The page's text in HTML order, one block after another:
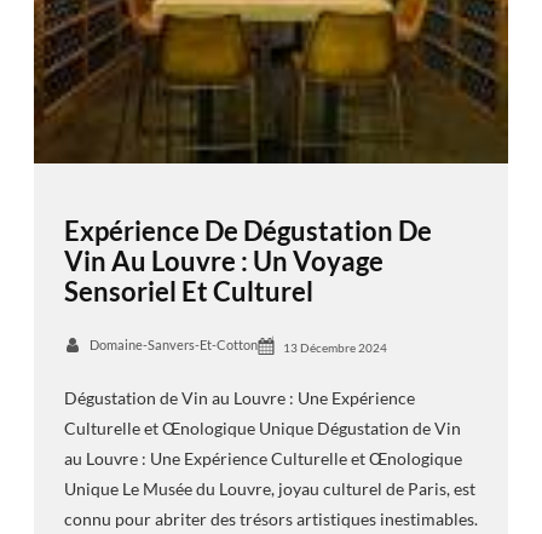
Expérience De Dégustation De
Vin Au Louvre : Un Voyage
Sensoriel Et Culturel
Domaine-Sanvers-Et-Cotton 13 Décembre 2024
Dégustation de Vin au Louvre : Une Expérience
Culturelle et Œnologique Unique Dégustation de Vin
au Louvre : Une Expérience Culturelle et Œnologique
Unique Le Musée du Louvre, joyau culturel de Paris, est
connu pour abriter des trésors artistiques inestimables.